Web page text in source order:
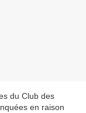
du Club des
en raison